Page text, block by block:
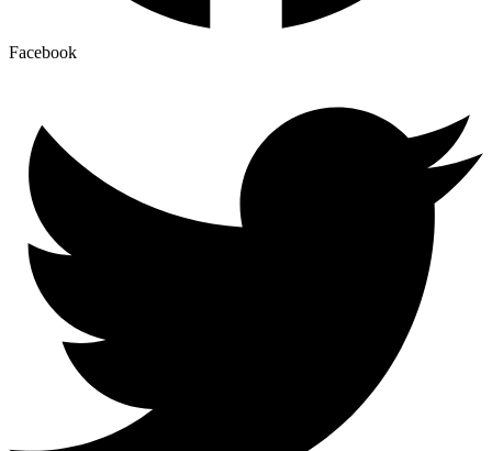
Facebook